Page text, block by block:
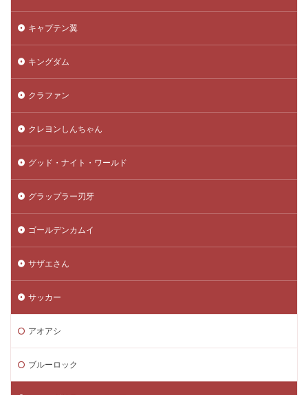
キャプテン翼
キングダム
クラファン
クレヨンしんちゃん
グッド・ナイト・ワールド
グラップラー刃牙
ゴールデンカムイ
サザエさん
サッカー
アオアシ
ブルーロック